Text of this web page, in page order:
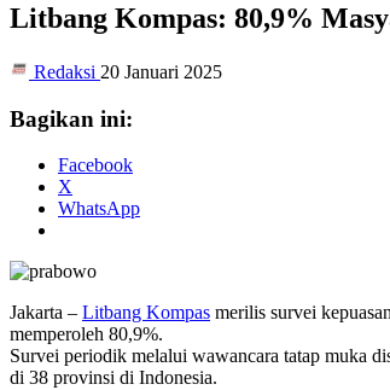
Litbang Kompas: 80,9%
Redaksi 20 Januari 2025
Bagikan ini:
Facebook
X
WhatsApp
Jakarta – Litbang Kompas merilis survei
memperoleh 80,9%.
Survei periodik melalui wawancara tatap muka
di 38 provinsi di Indonesia.